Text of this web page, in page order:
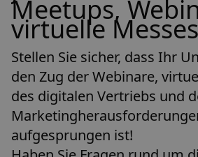
Meetups,
virtuelle
Stellen Sie sicher, dass Ihr
den Zug der Webinare,
des digitalen Vertriebs und
aufgesprungen ist!